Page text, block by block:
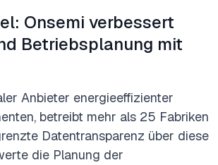
Onsemi verbessert
Betriebsplanung mit
Anbieter energieeffizienter
betreibt mehr als 25 Fabriken
Datentransparenz über diese
die Planung der